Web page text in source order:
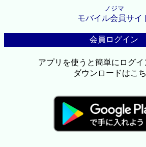
ノジマ
モバイル会員サイ
会員ログイン
アプリを使うと簡単にログ
ダウンロードはこ